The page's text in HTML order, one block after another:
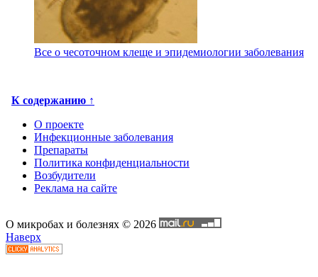
Все о чесоточном клеще и эпидемиологии заболевания
К содержанию ↑
О проекте
Инфекционные заболевания
Препараты
Политика конфиденциальности
Возбудители
Реклама на сайте
О микробах и болезнях © 2026
Наверх